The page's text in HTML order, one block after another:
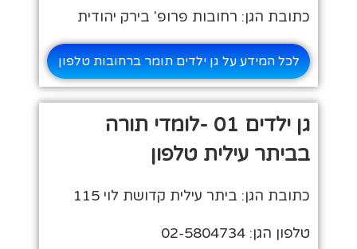
כתובת הגן: רחובות פרופ' בירק יהודית
לכל המידע על גן ילדים תומר ברחובות טלפון
גן ילדים 01 -לומדי תורה
בביתר עילית טלפון
כתובת הגן: ביתר עילית קדושת לוי 115
טלפון הגן: 02-5804734